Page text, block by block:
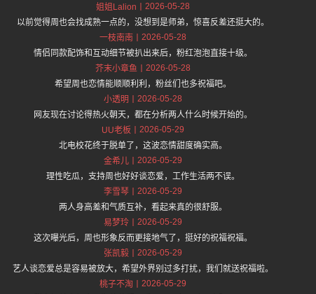
姐姐Lalion
2026-05-28
以前觉得周也会找成熟一点的，没想到是师弟，惊喜反差还挺大的。
一枝南南
2026-05-28
情侣同款配饰和互动细节被扒出来后，粉红泡泡直接十级。
芥末小章鱼
2026-05-28
希望周也恋情能顺顺利利，粉丝们也多祝福吧。
小透明
2026-05-28
网友现在讨论得热火朝天，都在分析两人什么时候开始的。
UU老板
2026-05-29
北电校花终于脱单了，这波恋情甜度确实高。
金希儿
2026-05-29
理性吃瓜，支持周也好好谈恋爱，工作生活两不误。
李雪琴
2026-05-29
两人身高差和气质互补，看起来真的很舒服。
易梦玲
2026-05-29
这次曝光后，周也形象反而更接地气了，挺好的祝福祝福。
张凯毅
2026-05-29
艺人谈恋爱总是容易被放大，希望外界别过多打扰，我们就送祝福啦。
桃子不淘
2026-05-29